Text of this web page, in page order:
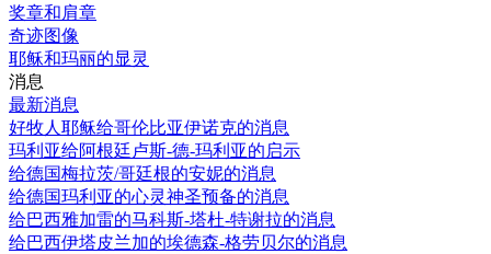
奖章和肩章
奇迹图像
耶稣和玛丽的显灵
消息
最新消息
好牧人耶稣给哥伦比亚伊诺克的消息
玛利亚给阿根廷卢斯-德-玛利亚的启示
给德国梅拉茨/哥廷根的安妮的消息
给德国玛利亚的心灵神圣预备的消息
给巴西雅加雷的马科斯-塔杜-特谢拉的消息
给巴西伊塔皮兰加的埃德森-格劳贝尔的消息